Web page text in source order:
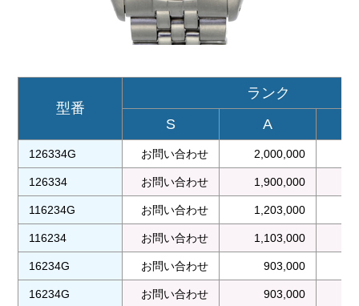
型番
ランク
S
A
126334G お問い合わせ 2,000,000
126334 お問い合わせ 1,900,000
116234G お問い合わせ 1,203,000
116234 お問い合わせ 1,103,000
16234G お問い合わせ 903,000
16234G お問い合わせ 903,000